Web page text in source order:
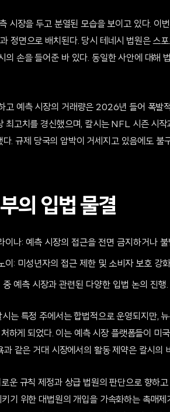
시장을 두고 분열된 모습을 보이고 있다. 이
정면으로 배치된다. 당시 테네시 법원은 스
의 손을 들어준 바 있다. 동일한 사안에 대해
고 예측 시장의 거래량은 2026년 들어 폭발
최고치를 경신했으며, 칼시는 NFL 시즌 시작
규제 당국의 압박이 거세지고 있음에도 불
의 입법 물결
이나: 예측 시장의 접근을 전면 금지하거나
이: 미성년자의 접근 제한 및 소비자 보호 강
예측 시장과 관련된 다양한 입법 논의 진행.
는 특정 주에서는 합법적으로 운영되지만,
하게 되었다. 이는 예측 시장 플랫폼들이 미
같은 거대 시장에서의 활동 제약은 칼시의
운 규칙 제정과 상급 법원의 판단으로 향하
기 위한 대법원의 개입을 가속화하는 촉매